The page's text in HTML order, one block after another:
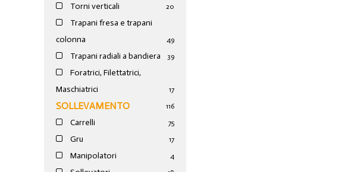
Torni verticali 20
Trapani fresa e trapani
colonna
49
Trapani radiali a bandiera 39
Foratrici, Filettatrici,
Maschiatrici
17
SOLLEVAMENTO 116
Carrelli 75
Gru 17
Manipolatori 4